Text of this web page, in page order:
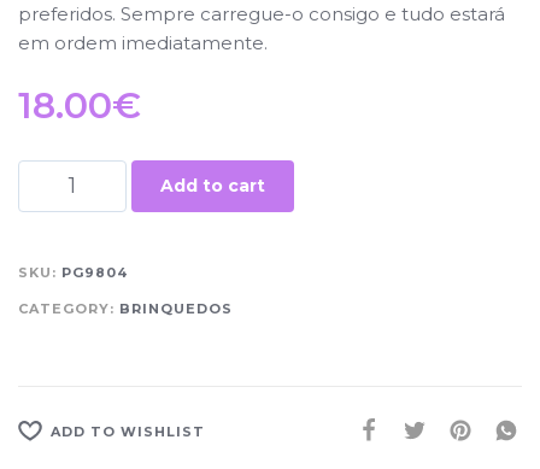
preferidos. Sempre carregue-o consigo e tudo estará
em ordem imediatamente.
18.00€
Add to cart
SKU: PG9804
CATEGORY: BRINQUEDOS
ADD TO WISHLIST